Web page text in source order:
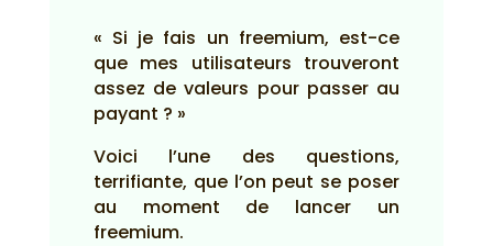
« Si je fais un freemium, est-ce
que mes utilisateurs trouveront
assez de valeurs pour passer au
payant ? »
Voici l’une des questions,
terrifiante, que l’on peut se poser
au moment de lancer un
freemium.